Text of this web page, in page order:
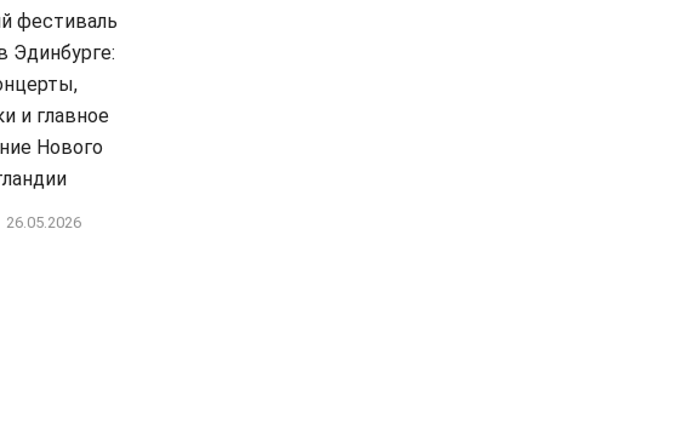
фестиваль
Эдинбурге:
и главное
Нового
26.05.2026